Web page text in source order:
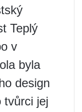
Teplý
v
byla
design
tvůrci jej